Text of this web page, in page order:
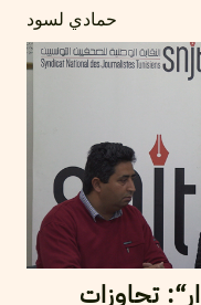
حمادي لسود
تجاوزات